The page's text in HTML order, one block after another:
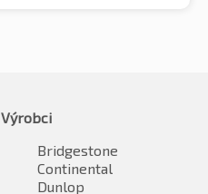
Výrobci
Bridgestone
Continental
Dunlop